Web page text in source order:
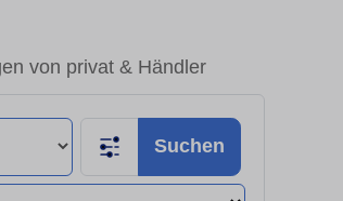
von privat & Händler
Suchen